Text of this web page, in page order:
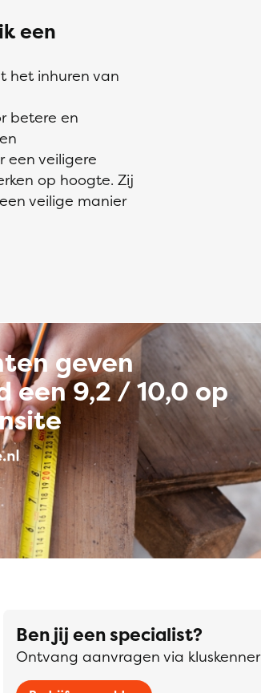
een
het inhuren van
betere en
een veiligere
op hoogte. Zij
veilige manier
geven
een 9,2 / 10,0 op
Ben jij een specialist?
Ontvang aanvragen via kluskenner